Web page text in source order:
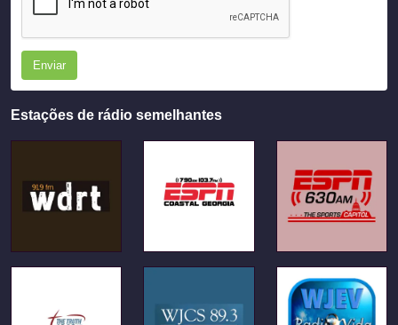
Enviar
Estações de rádio semelhantes